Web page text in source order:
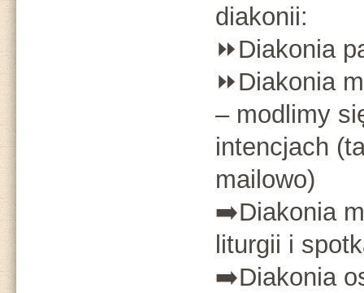
diakonii:
⏩️Diakonia
⏩️Diakonia
– modlimy
intencjach
mailowo)
➡️Diakonia
liturgii i
➡️Diakonia